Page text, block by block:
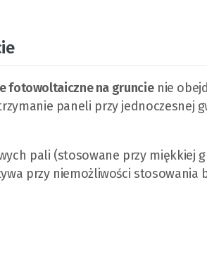
fotowoltaiczne na gruncienie
paneli przy jednoczesnej
pali (stosowane przy miękkiej
przy niemożliwości stosowania